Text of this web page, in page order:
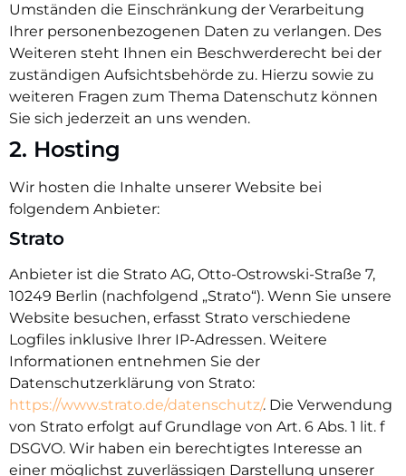
Umständen die Einschränkung der Verarbeitung
Ihrer personenbezogenen Daten zu verlangen. Des
Weiteren steht Ihnen ein Beschwerderecht bei der
zuständigen Aufsichtsbehörde zu. Hierzu sowie zu
weiteren Fragen zum Thema Datenschutz können
Sie sich jederzeit an uns wenden.
2. Hosting
Wir hosten die Inhalte unserer Website bei
folgendem Anbieter:
Strato
Anbieter ist die Strato AG, Otto-Ostrowski-Straße 7,
10249 Berlin (nachfolgend „Strato“). Wenn Sie unsere
Website besuchen, erfasst Strato verschiedene
Logfiles inklusive Ihrer IP-Adressen. Weitere
Informationen entnehmen Sie der
Datenschutzerklärung von Strato:
https://www.strato.de/datenschutz/. Die Verwendung
von Strato erfolgt auf Grundlage von Art. 6 Abs. 1 lit. f
DSGVO. Wir haben ein berechtigtes Interesse an
einer möglichst zuverlässigen Darstellung unserer